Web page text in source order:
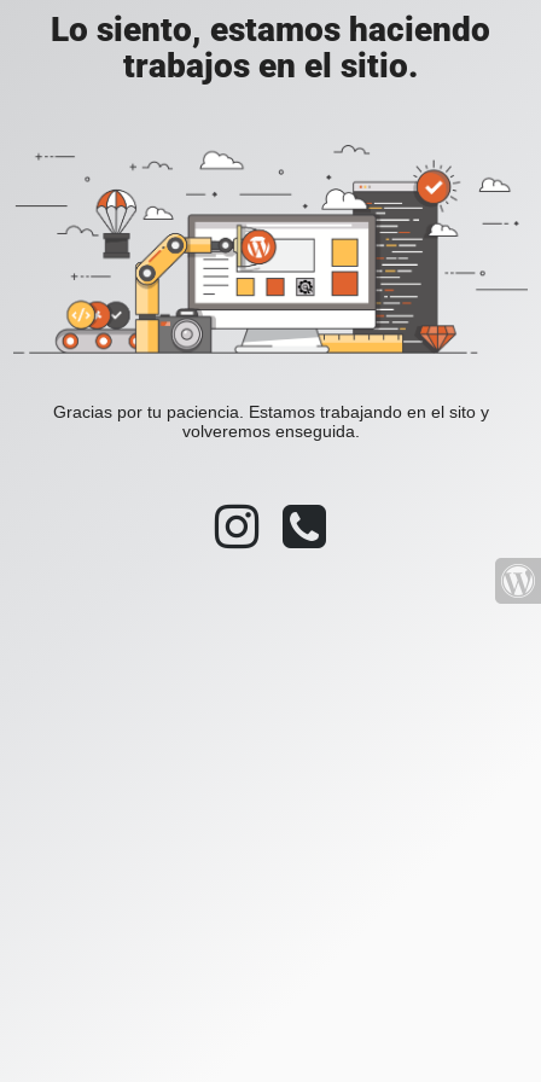
Lo siento, estamos haciendo
trabajos en el sitio.
Gracias por tu paciencia. Estamos trabajando en el sito y
volveremos enseguida.